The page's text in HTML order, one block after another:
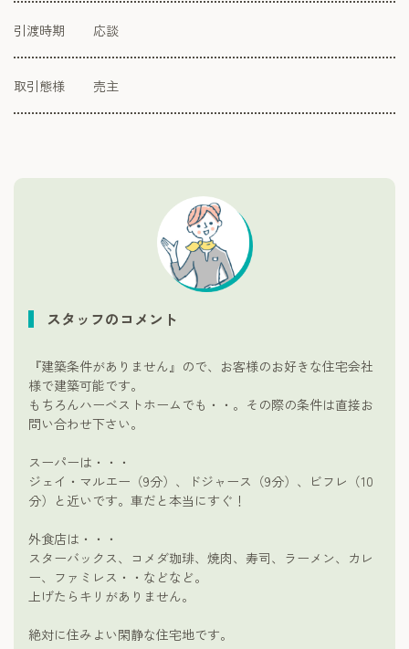
引渡時期 応談
取引態様 売主
スタッフのコメント
『建築条件がありません』ので、お客様のお好きな住宅会社
様で建築可能です。
もちろんハーベストホームでも・・。その際の条件は直接お
問い合わせ下さい。
スーパーは・・・
ジェイ・マルエー（9分）、ドジャース（9分）、ビフレ（10
分）と近いです。車だと本当にすぐ！
外食店は・・・
スターバックス、コメダ珈琲、焼肉、寿司、ラーメン、カレ
ー、ファミレス・・などなど。
上げたらキリがありません。
絶対に住みよい閑静な住宅地です。